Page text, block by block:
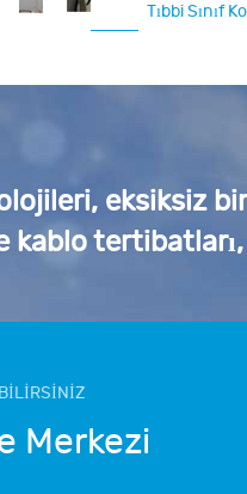
Tıbbi Sınıf
eksiksiz
kablo tertibatları,
Merkezi